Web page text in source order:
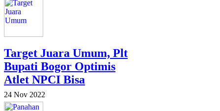
Target Juara Umum, Plt
Bupati Bogor Optimis
Atlet NPCI Bisa
24 Nov 2022